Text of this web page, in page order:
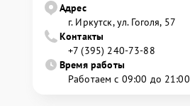
Адрес
г. Иркутск, ул. ​Гоголя, 57
Контакты
+7 (395) 240-73-88
Время работы
Работаем с 09:00 до 21:00